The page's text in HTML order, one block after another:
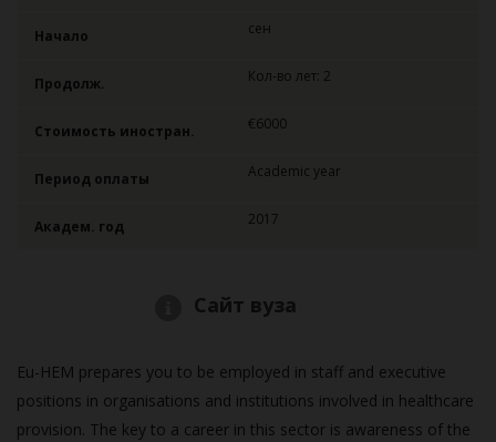
Начало сен
Продолж. Кол-во лет: 2
Стоимость иностран. €6000
Период оплаты Academic year
Академ. год 2017
Сайт вуза
Eu-HEM prepares you to be employed in staff and executive
positions in organisations and institutions involved in healthcare
provision. The key to a career in this sector is awareness of the